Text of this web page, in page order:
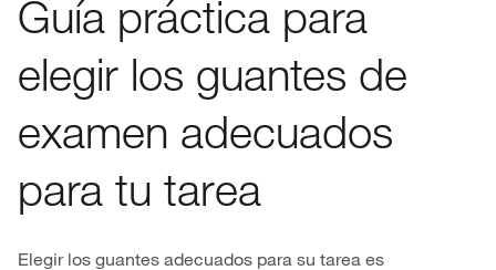
Guía práctica para
elegir los guantes de
examen adecuados
para tu tarea
Elegir los guantes adecuados para su tarea es